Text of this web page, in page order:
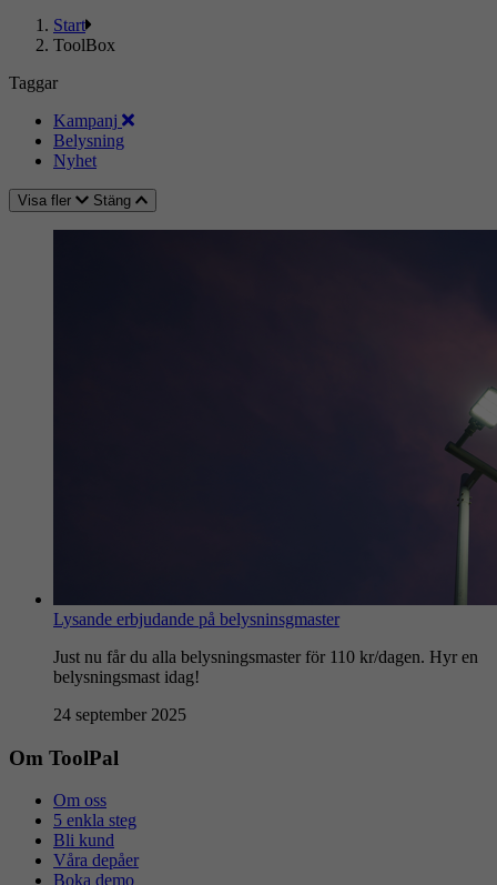
Start
ToolBox
Taggar
Kampanj
Belysning
Nyhet
Visa fler Stäng
Lysande erbjudande på belysninsgmaster
Just nu får du alla belysningsmaster för 110 kr/dagen. Hyr en
belysningsmast idag!
24 september 2025
Om ToolPal
Om oss
5 enkla steg
Bli kund
Våra depåer
Boka demo